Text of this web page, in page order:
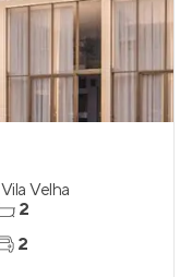
Vila Velha
2
2